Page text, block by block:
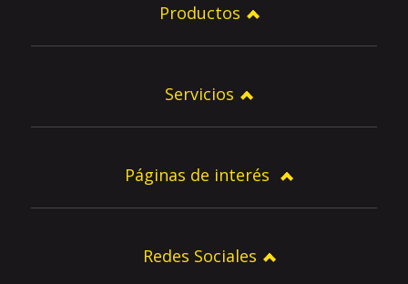
Productos
Servicios
Páginas de interés
Redes Sociales